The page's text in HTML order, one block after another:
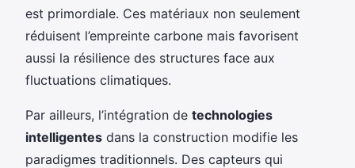
est primordiale. Ces matériaux non seulement
réduisent l’empreinte carbone mais favorisent
aussi la résilience des structures face aux
fluctuations climatiques.
Par ailleurs, l’intégration de technologies
intelligentes dans la construction modifie les
paradigmes traditionnels. Des capteurs qui